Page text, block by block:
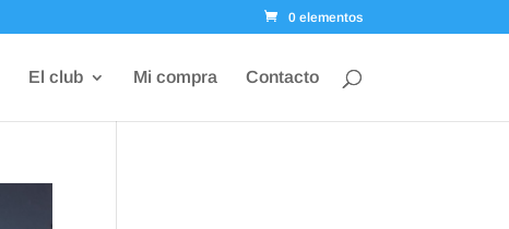
0 elementos
El club Mi compra Contacto